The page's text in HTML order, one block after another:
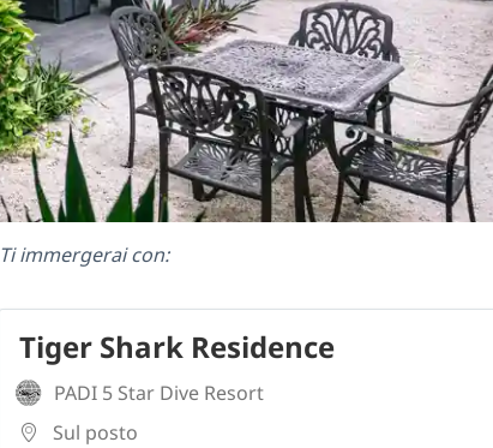
Ti immergerai con:
Tiger Shark Residence
PADI 5 Star Dive Resort
Sul posto